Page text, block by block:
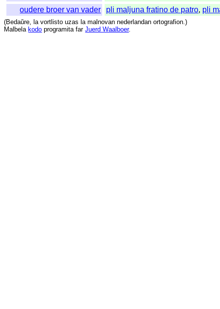
oudere broer van vader pli maljuna fratino de patro, pli
(Bedaŭre, la vortlisto uzas la malnovan nederlandan ortografion.)
Malbela kodo programita far Juerd Waalboer.